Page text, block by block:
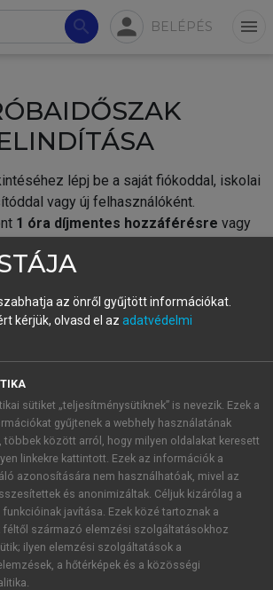
search person BELÉPÉS menu
lépj be a saját fiókoddal, iskolai
vagy új felhasználóként.
1 óra díjmentes hozzáférésre vagy
vagy hozz létre új fiókot.
apróbaidőszakautomatikusan
FIÓKKAL
hozzáférés
az önről gyűjtött információkat.
kérjük, olvasd el az adatvédelmi
sütiket „teljesítménysütiknek” is nevezik. Ezek a
gyűjtenek a webhely használatának
többek között arról, hogy milyen oldalakat keresett
linkekre kattintott. Ezek az információk a
azonosítására nem használhatóak, mivel az
és anonimizáltak. Céljuk kizárólag a
javítása. Ezek közé tartoznak a
féltől származó elemzési szolgáltatásokhoz
ilyen elemzési szolgáltatások a
a hőtérképek és a közösségi